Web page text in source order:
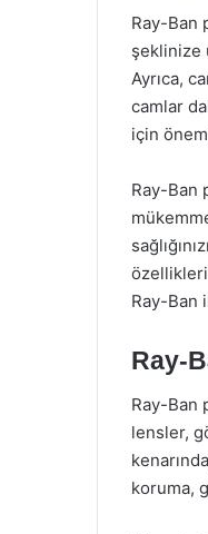
Ray-Ban
şeklinize
Ayrıca,
camlar
için
Ray-Ban
Ray-Ban
Ray-
Ray-Ban
lensler,
koruma,